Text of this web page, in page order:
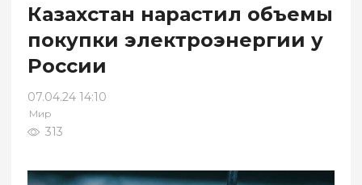
Казахстан нарастил объемы
покупки электроэнергии у
России
07.04.24 14:10
Мир
313